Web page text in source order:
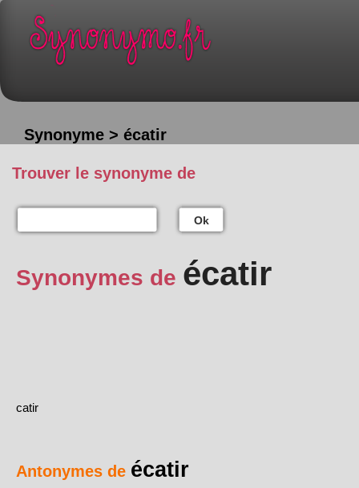
Synonyme > écatir
Trouver le synonyme de
Ok
Synonymes de écatir
catir
Antonymes de écatir